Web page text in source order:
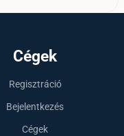
Cégek
Regisztráció
Bejelentkezés
Cégek